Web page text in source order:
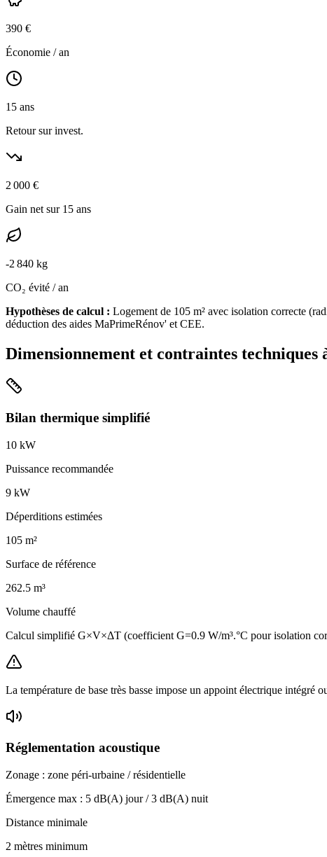
390 €
Économie / an
15 ans
Retour sur invest.
2 000 €
Gain net sur 15 ans
-2 840 kg
CO₂ évité / an
Hypothèses de calcul : Logement de 105 m² avec isolation correcte (
déduction des aides MaPrimeRénov' et CEE.
Dimensionnement et contraintes techniques
Bilan thermique simplifié
10 kW
Puissance recommandée
9 kW
Déperditions estimées
105 m²
Surface de référence
262.5 m³
Volume chauffé
Calcul simplifié G×V×ΔT (coefficient G=0.9 W/m³.°C pour isolation
La température de base très basse impose un appoint électrique
Réglementation acoustique
Zonage : zone péri-urbaine / résidentielle
Émergence max : 5 dB(A) jour /3 dB(A) nuit
Distance minimale
2 mètres minimum